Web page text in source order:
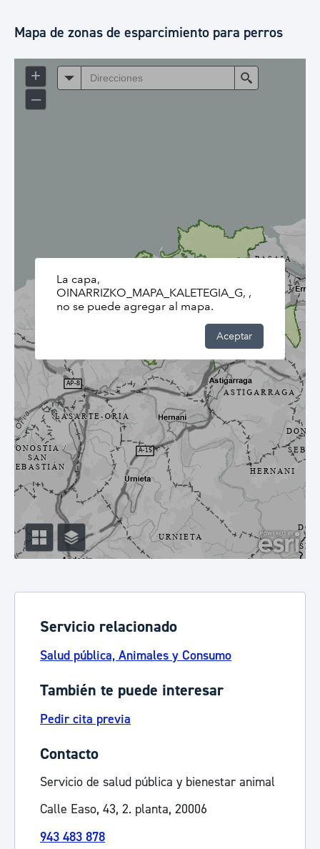
Mapa de zonas de esparcimiento para perros
Servicio relacionado
Salud pública, Animales y Consumo
También te puede interesar
Pedir cita previa
Contacto
Servicio de salud pública y bienestar animal
Calle Easo, 43, 2. planta, 20006
943 483 878